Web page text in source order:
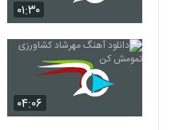
۰۱:۳۰
۰۴:۰۶